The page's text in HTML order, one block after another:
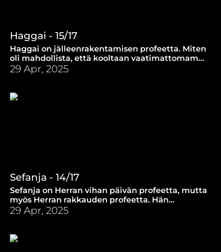
Haggai - 15/17
Haggai on jälleenrakentamisen profeetta. Miten
oli mahdollista, että kooltaan vaatimattomampi
temppeli oli suurempi?
29 Apr, 2025
Sefanja - 14/17
Sefanja on Herran vihan päivän profeetta, mutta
myös Herran rakkauden profeetta. Hän
muistuttaa, että Jumala on pyhä ja
oikeudenmukainen.
29 Apr, 2025